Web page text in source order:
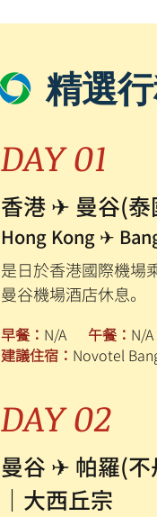
精選
DAY 01
香港 ✈ 曼谷(泰
Hong Kong ✈
是日於香港國際機場
曼谷機場酒店休息。
早餐： N/A 午餐： N/
建議住宿： Novotel
DAY 02
曼谷 ✈ 帕羅(不
｜大西丘宗